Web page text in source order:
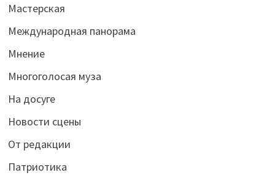
Мастерская
Международная панорама
Мнение
Многоголосая муза
На досуге
Новости сцены
От редакции
Патриотика